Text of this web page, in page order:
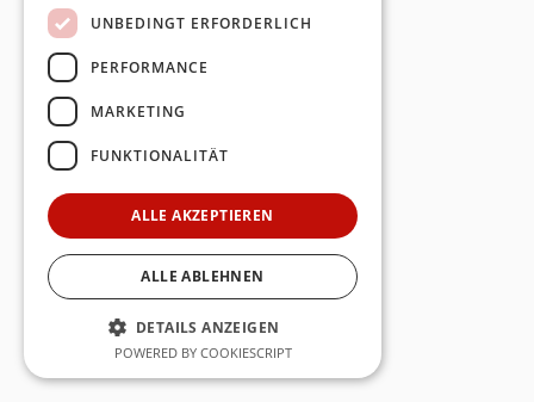
UNBEDINGT ERFORDERLICH
PERFORMANCE
MARKETING
FUNKTIONALITÄT
ALLE AKZEPTIEREN
ALLE ABLEHNEN
DETAILS ANZEIGEN
POWERED BY COOKIESCRIPT